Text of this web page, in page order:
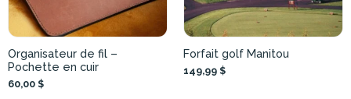
Organisateur de fil –
Pochette en cuir
60,00 $
Forfait golf Manitou
149,99 $